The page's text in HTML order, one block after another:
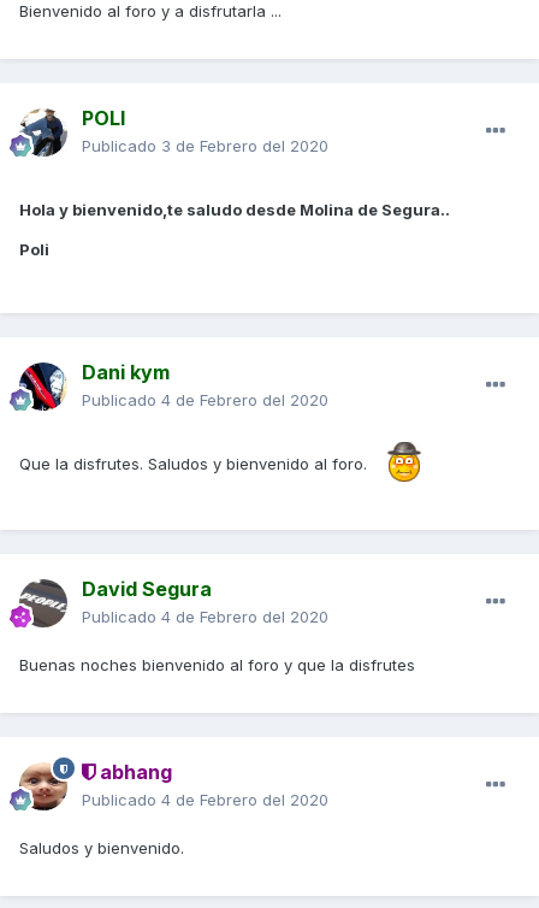
Bienvenido al foro y a disfrutarla ...
POLI
Publicado 3 de Febrero del 2020
Hola y bienvenido,te saludo desde Molina de Segura..
Poli
Dani kym
Publicado 4 de Febrero del 2020
Que la disfrutes. Saludos y bienvenido al foro.
David Segura
Publicado 4 de Febrero del 2020
Buenas noches bienvenido al foro y que la disfrutes
abhang
Publicado 4 de Febrero del 2020
Saludos y bienvenido.